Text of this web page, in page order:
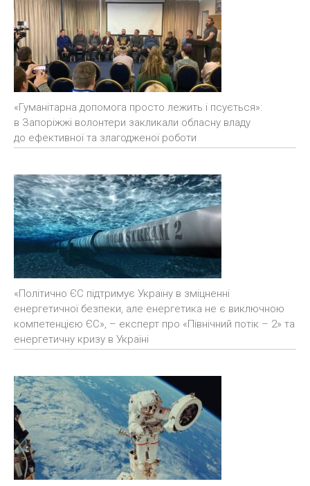
«Гуманітарна допомога просто лежить і псується»:
в Запоріжжі волонтери закликали обласну владу
до ефективної та злагодженої роботи
«Політично ЄС підтримує Україну в зміцненні
енергетичної безпеки, але енергетика не є виключною
компетенцією ЄС», – експерт про «Північний потік – 2» та
енергетичну кризу в Україні